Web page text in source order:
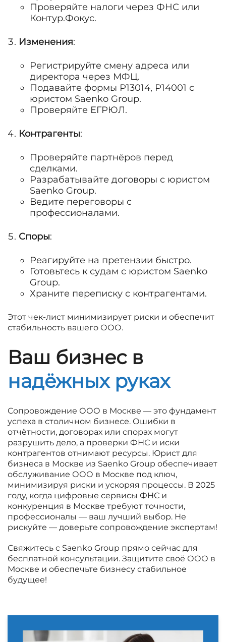
Проверяйте налоги через ФНС или
Контур.Фокус.
Изменения:
Регистрируйте смену адреса или
директора через МФЦ.
Подавайте формы Р13014, Р14001 с
юристом Saenko Group.
Проверяйте ЕГРЮЛ.
Контрагенты:
Проверяйте партнёров перед
сделками.
Разрабатывайте договоры с юристом
Saenko Group.
Ведите переговоры с
профессионалами.
Споры:
Реагируйте на претензии быстро.
Готовьтесь к судам с юристом Saenko
Group.
Храните переписку с контрагентами.
Этот чек-лист минимизирует риски и обеспечит
стабильность вашего ООО.
Ваш бизнес в
надёжных руках
Сопровождение ООО в Москве — это фундамент
успеха в столичном бизнесе. Ошибки в
отчётности, договорах или спорах могут
разрушить дело, а проверки ФНС и иски
контрагентов отнимают ресурсы. Юрист для
бизнеса в Москве из Saenko Group обеспечивает
обслуживание ООО в Москве под ключ,
минимизируя риски и ускоряя процессы. В 2025
году, когда цифровые сервисы ФНС и
конкуренция в Москве требуют точности,
профессионалы — ваш лучший выбор. Не
рискуйте — доверьте сопровождение экспертам!
Свяжитесь с Saenko Group прямо сейчас для
бесплатной консультации. Защитите своё ООО в
Москве и обеспечьте бизнесу стабильное
будущее!